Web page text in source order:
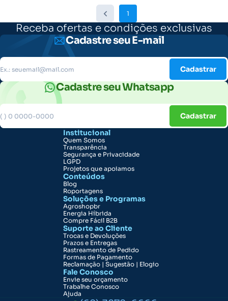
1
Receba ofertas e condições exclusivas
Cadastre seu E-mail
Cadastrar
Cadastre seu Whatsapp
Cadastrar
Institucional
Quem Somos
Transparência
Segurança e Privacidade
LGPD
Projetos que apoiamos
Conteúdos
Blog
Roportagens
Soluções e Programas
Agroshopbr
Energia Híbrida
Compre Fácil B2B
Suporte ao Cliente
Trocas e Devoluções
Prazos e Entregas
Rastreamento de Pedido
Formas de Pagamento
Reclamação | Sugestão | Elogio
Fale Conosco
Envie seu orçamento
Trabalhe Conosco
Ajuda